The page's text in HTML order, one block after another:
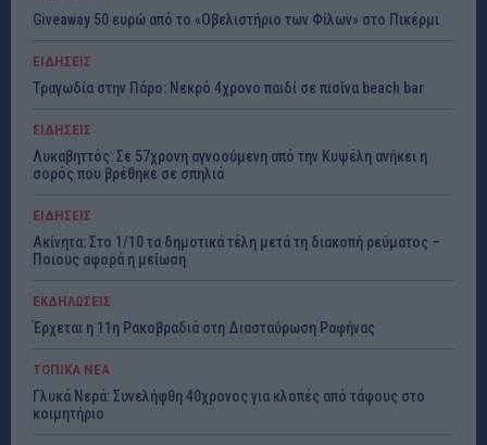
Giveaway 50 ευρώ από το «Οβελιστήριο των Φίλων» στο Πικέρμι
ΕΙΔΗΣΕΙΣ
Τραγωδία στην Πάρο: Νεκρό 4χρονο παιδί σε πισίνα beach bar
ΕΙΔΗΣΕΙΣ
Λυκαβηττός: Σε 57χρονη αγνοούμενη από την Κυψέλη ανήκει η
σορός που βρέθηκε σε σπηλιά
ΕΙΔΗΣΕΙΣ
Ακίνητα: Στο 1/10 τα δημοτικά τέλη μετά τη διακοπή ρεύματος –
Ποιους αφορά η μείωση
ΕΚΔΗΛΩΣΕΙΣ
Έρχεται η 11η Ρακοβραδιά στη Διασταύρωση Ραφήνας
ΤΟΠΙΚΑ ΝΕΑ
Γλυκά Νερά: Συνελήφθη 40χρονος για κλοπές από τάφους στο
κοιμητήριο